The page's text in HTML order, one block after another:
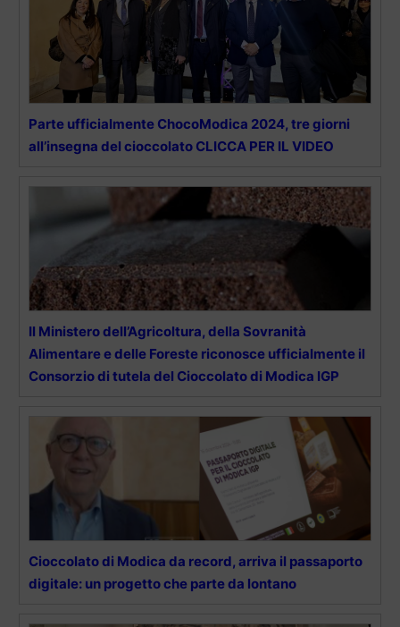
Parte ufficialmente ChocoModica 2024, tre giorni
all’insegna del cioccolato CLICCA PER IL VIDEO
Il Ministero dell’Agricoltura, della Sovranità
Alimentare e delle Foreste riconosce ufficialmente il
Consorzio di tutela del Cioccolato di Modica IGP
Cioccolato di Modica da record, arriva il passaporto
digitale: un progetto che parte da lontano